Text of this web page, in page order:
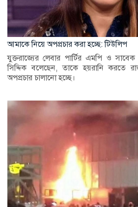
আমাকে নিয়ে অপপ্রচার করা হচ্ছে: টিউলিপ
যুক্তরাজ্যের লেবার পার্টির এমপি ও সাবেক
সিদ্দিক বলেছেন, তাকে হয়রানি করতে
অপপ্রচার চালানো হচ্ছে।